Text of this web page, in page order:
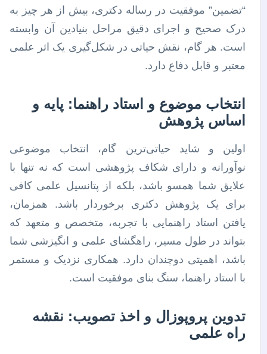
“تضمین” موفقیت در رساله دکتری، بیش از هر چیز به
درک صحیح و اجرای دقیق مراحل بنیادین آن وابسته
است. هر گام، نقش حیاتی در شکل‌گیری یک اثر علمی
معتبر و قابل دفاع دارد.
انتخاب موضوع و استاد راهنما: پایه و
اساس پژوهش
اولین و شاید حیاتی‌ترین گام، انتخاب موضوعی
نوآورانه و دارای شکاف پژوهشی است که نه تنها با
علایق شما همسو باشد، بلکه از پتانسیل علمی کافی
برای یک پژوهش دکتری برخوردار باشد. همزمان،
یافتن استاد راهنمایی با تجربه، متخصص و متعهد که
بتواند در طول مسیر، راهگشای علمی و انگیزشی شما
باشد، اهمیتی دوچندان دارد. همکاری نزدیک و مستمر
با استاد راهنما، سنگ بنای موفقیت است.
تدوین پروپوزال و اخذ تصویب: نقشه
راه علمی